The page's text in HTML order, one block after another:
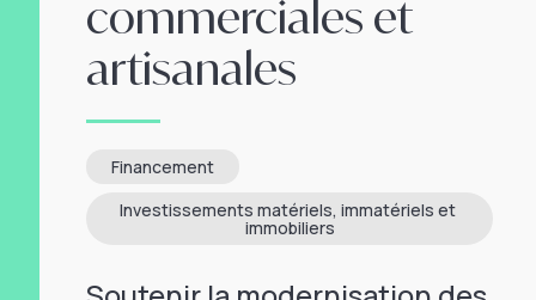
commerciales et
artisanales
Financement
Investissements matériels, immatériels et
immobiliers